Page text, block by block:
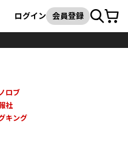
検索
ログイン 会員登録カート
ロブ
社
キング